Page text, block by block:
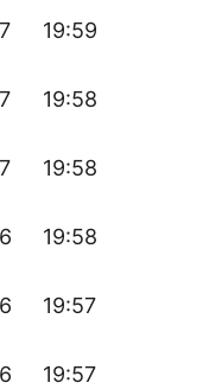
19:59
19:58
19:58
19:58
19:57
19:57